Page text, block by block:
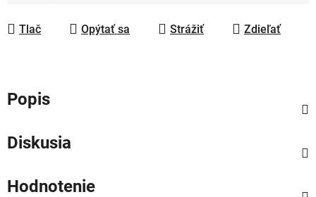
Tlač
Opýtať sa Strážiť Zdieľať
Popis
Diskusia
Hodnotenie